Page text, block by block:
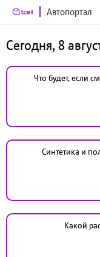
Автопортал
Сегодня, 8
Что будет, если
Синтетика и
Какой